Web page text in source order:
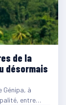
de la
désormais
Génipa, à
entre…